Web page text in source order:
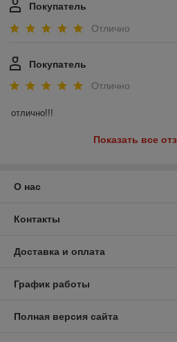
Покупатель
Отлично
Покупатель
Отлично
отлично!!!
Показать все
О нас
Контакты
Доставка и оплата
График работы
Полная версия сайта